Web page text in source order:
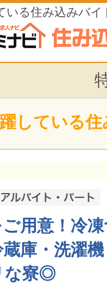
いる住み込みバイ
している
用意！冷
蔵庫・洗濯
な寮◎